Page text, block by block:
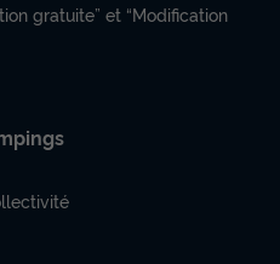
gratuite” et “Modification